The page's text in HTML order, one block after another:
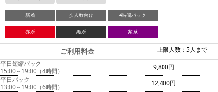
新着 少人数向け 4時間パック
赤系 黒系 紫系
上限人数：5人まで
ご利用料金
平日短縮パック
15:00～19:00（4時間）
9,800円
平日パック
13:00～19:00（6時間）
12,400円